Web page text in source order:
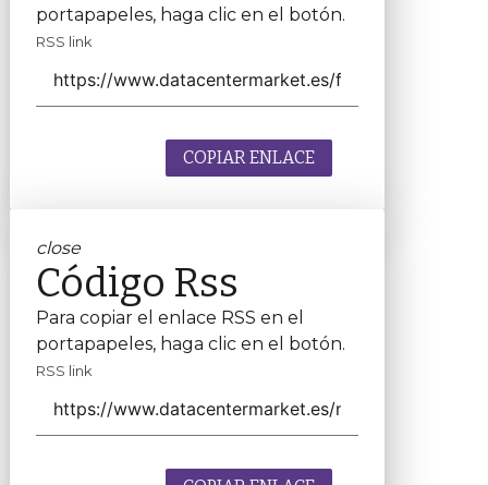
portapapeles, haga clic en el botón.
RSS link
COPIAR ENLACE
close
Código Rss
Para copiar el enlace RSS en el
portapapeles, haga clic en el botón.
RSS link